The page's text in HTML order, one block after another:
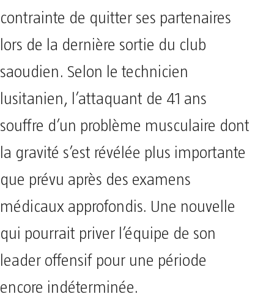
contrainte de quitter ses partenaires
lors de la dernière sortie du club
saoudien. Selon le technicien
lusitanien, l’attaquant de 41 ans
souffre d’un problème musculaire dont
la gravité s’est révélée plus importante
que prévu après des examens
médicaux approfondis. Une nouvelle
qui pourrait priver l’équipe de son
leader offensif pour une période
encore indéterminée.